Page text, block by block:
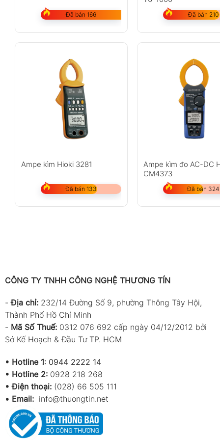
Độ chính xác ACA
Độ chính xác DCA
Điện áp AC 400.0/
Điện áp DC 400.0/
400.0/
Continuity buzzer Kêu dưới
IEC
Nguồn cấp AAA 1.5V
Kiểm tra hệ thống điện gia dụng:
Đo dòng
Bảo trì điện công nghiệp: Kiểm tra tải của
Sửa chữa điện ô tô, xe máy:Nhờ tính năng
xe.
Hỗ
Phụ kiện đi kèm
Que đo 7066A
Pin AAA ×2
Hướng dẫn sử dụng
Đã bán 166 Đã bán 210
Ampe kìm Hioki 3281
Đã bán 133
Ampe kìm đo AC-DC
CM4373
Đã bán 324
CÔNG TY TNHH CÔNG NGHỆ THƯƠNG TÍN
-Địa chỉ: 232/14 Đường Số 9, phường Thông Tây Hội,
Thành Phố Hồ Chí Minh
- Mã Số Thuế: 0312 076 692 cấp ngày 04/12/2012 bởi
Sở Kế Hoạch & Đầu Tư TP. HCM
• Hotline 1: 0944 2222 14
• Hotline 2: 0928 218 268
• Điện thoại: (028) 66 505 111
• Email: info@thuongtin.net